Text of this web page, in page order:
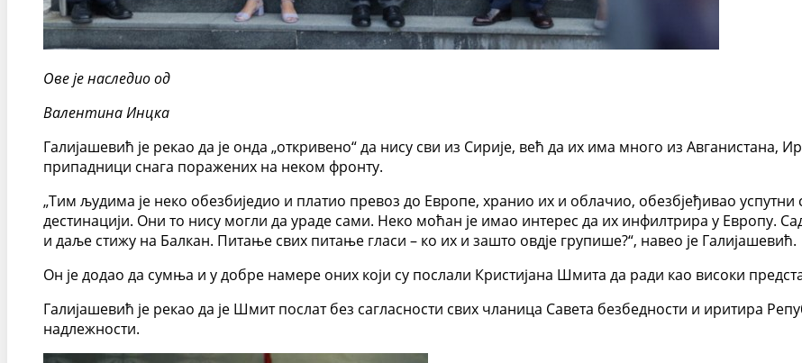
Ове је наследио од
Валентина Инцка
Галијашевић је рекао да је онда „откривено“ да нису сви из Сирије, већ да их има много из Авганистана,
припадници снага поражених на неком фронту.
„Тим људима је неко обезбиједио и платио превоз до Европе, хранио их и облачио, обезбјеђивао успутни
дестинацији. Они то нису могли да ураде сами. Неко моћан је имао интерес да их инфилтрира у Европу.
и даље стижу на Балкан. Питање свих питање гласи – ко их и зашто овдје групише?“, навео је Галијашевић.
Он је додао да сумња и у добре намере оних који су послали Кристијана Шмита да ради као високи
Галијашевић је рекао да је Шмит послат без сагласности свих чланица Савета безбедности и иритира
надлежности.